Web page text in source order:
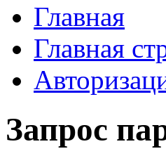
Главная
Главная
Запрос